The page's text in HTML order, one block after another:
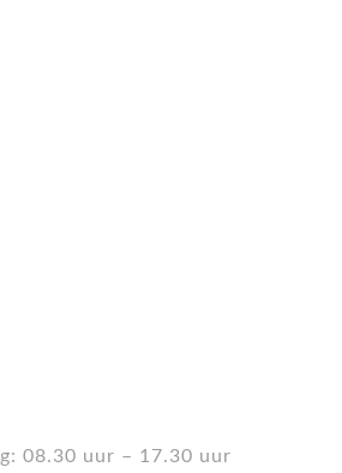
08.30 uur – 17.30 uur